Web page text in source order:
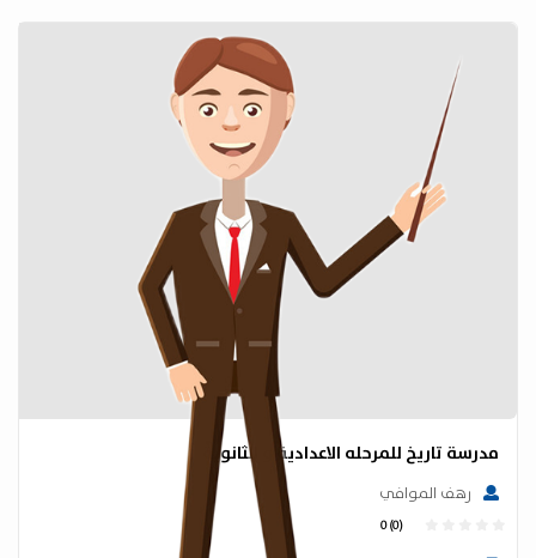
مدرسة تاريخ للمرحله الاعدادية و الثانوية
رهف الموافي
0 (0)